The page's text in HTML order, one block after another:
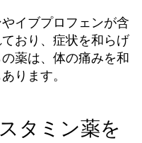
イブプロフェンが含
おり、症状を和らげ
薬は、体の痛みを和
ります。
タミン薬を